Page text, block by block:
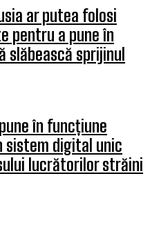
ar putea folosi
pentru a pune în
slăbească sprijinul
în funcțiune
sistem digital unic
lucrătorilor străini